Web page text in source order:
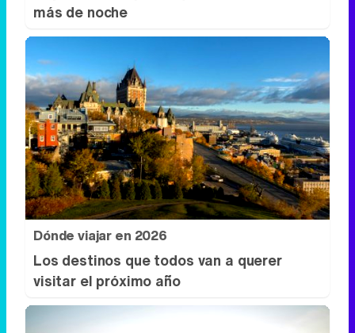
más de noche
Dónde viajar en 2026
Los destinos que todos van a querer
visitar el próximo año